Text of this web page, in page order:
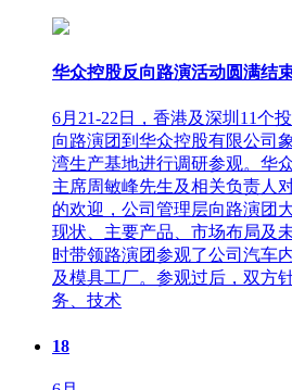
华众控股反向路演活动圆满结
6月21-22日，香港及深圳11个
向路演团到华众控股有限公司
湾生产基地进行调研参观。华
主席周敏峰先生及相关负责人
的欢迎，公司管理层向路演团
现状、主要产品、市场布局及
时带领路演团参观了公司汽车
及模具工厂。参观过后，双方
务、技术
18